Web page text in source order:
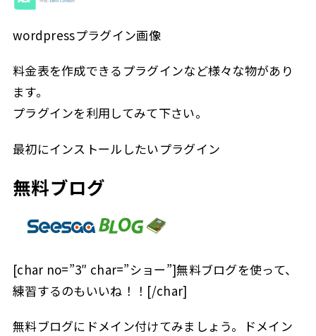
wordpressプラグイン画像
料金表を作成できるプラグインなど様々な物があり
ます。
プラグインを利用してみて下さい。
最初にインストールしたいプラグイン
無料ブログ
[char no=”3″ char=”ショー”]無料ブログを使って、
練習するのもいいね！！[/char]
無料ブログにドメイン付けてみましょう。ドメイン